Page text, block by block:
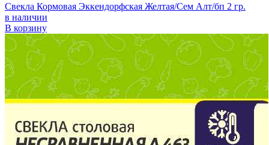
Свекла Кормовая Эккендорфская Желтая/Сем Алт/бп 2 гр.
в наличии
В корзину